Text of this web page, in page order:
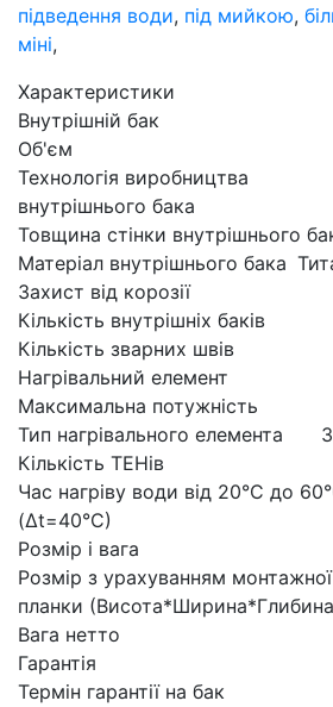
підведення води, під мийкою,
міні,
Характеристики
Внутрішній бак
Об'єм
Технологія виробництва
внутрішнього бака
Товщина стінки внутрішнього
Матеріал внутрішнього бака
Захист від корозії
Кількість внутрішніх баків
Кількість зварних швів
Нагрівальний елемент
Максимальна потужність
Тип нагрівального елемента
Кількість ТЕНів
Час нагріву води від 20°С до
(Δt=40°С)
Розмір і вага
Розмір з урахуванням монтажної
планки
Вага нетто
Гарантія
Термін гарантії на бак